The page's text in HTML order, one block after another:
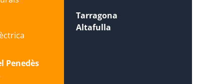
Penedès
Tarragona
Altafulla